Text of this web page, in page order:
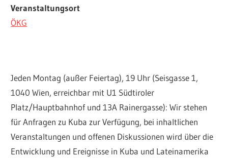
Veranstaltungsort
ÖKG
Jeden Montag (außer Feiertag), 19 Uhr (Seisgasse 1,
1040 Wien, erreichbar mit U1 Südtiroler
Platz/Hauptbahnhof und 13A Rainergasse): Wir stehen
für Anfragen zu Kuba zur Verfügung, bei inhaltlichen
Veranstaltungen und offenen Diskussionen wird über die
Entwicklung und Ereignisse in Kuba und Lateinamerika